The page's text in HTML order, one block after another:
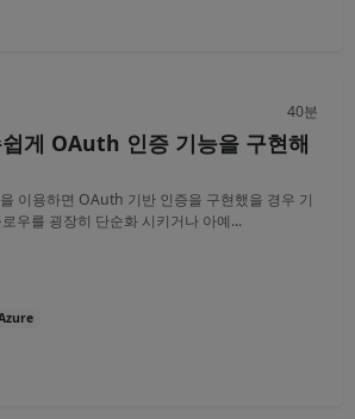
40분
게 OAuth 인증 기능을 구현해
이용하면 OAuth 기반 인증을 구현했을 경우 기
우를 굉장히 단순화 시키거나 아예...